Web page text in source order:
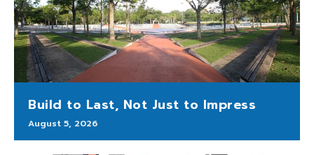
Build to Last, Not Just to Impress
August 5, 2026